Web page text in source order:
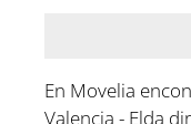
En Movelia
Valencia - Elda